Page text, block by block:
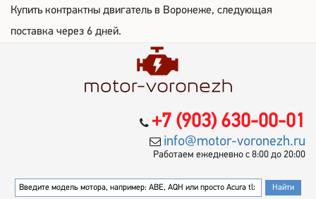
Купить контрактны двигатель в Воронеже, следующая
поставка через 6 дней.
+7 (903) 630-00-01
info@motor-voronezh.ru
Работаем ежедневно с 8:00 до 20:00